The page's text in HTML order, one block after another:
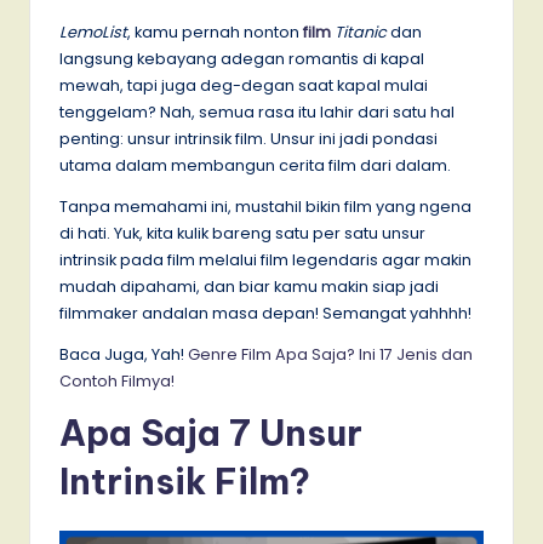
LemoList, kamu pernah nonton film Titanicdan
langsung kebayang adegan romantis di kapal
mewah, tapi juga deg-degan saat kapal mulai
tenggelam? Nah, semua rasa itu lahir dari satu hal
penting: unsur intrinsik film. Unsur ini jadi pondasi
utama dalam membangun cerita film dari dalam.
Tanpa memahami ini, mustahil bikin film yang ngena
di hati. Yuk, kita kulik bareng satu per satu unsur
intrinsik pada film melalui film legendaris agar makin
mudah dipahami, dan biar kamu makin siap jadi
filmmaker andalan masa depan! Semangat yahhhh!
Baca Juga, Yah! Genre Film Apa Saja? Ini 17 Jenis dan
Contoh Filmya!
Apa Saja 7 Unsur
Intrinsik Film?